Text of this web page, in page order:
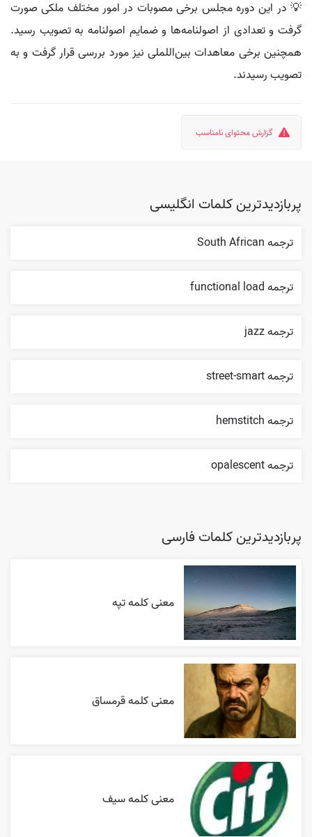
💡 در این دوره مجلس برخی مصوبات در امور مختلف ملکی صورت
گرفت و تعدادی از اصولنامه‌ها و ضمایم اصولنامه به تصویب رسید.
همچنین برخی معاهدات بین‌اللملی نیز مورد بررسی قرار گرفت و به
تصویب رسیدند.
گزارش محتوای نامناسب
پربازدیدترین کلمات انگلیسی
ترجمه South African
ترجمه functional load
ترجمه jazz
ترجمه street-smart
ترجمه hemstitch
ترجمه opalescent
پربازدیدترین کلمات فارسی
معنی کلمه تپه
معنی کلمه قرمساق
معنی کلمه سیف